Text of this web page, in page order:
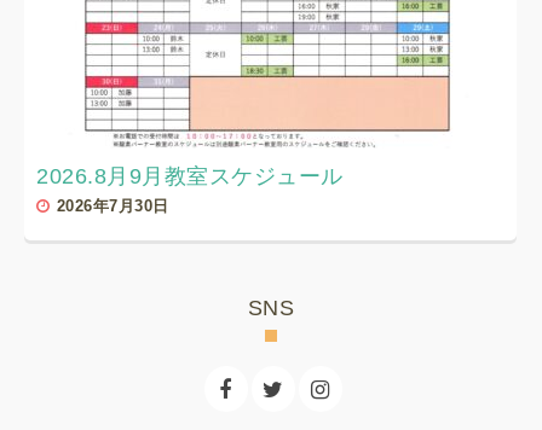
2026.8月9月教室スケジュール
2026年7月30日
SNS